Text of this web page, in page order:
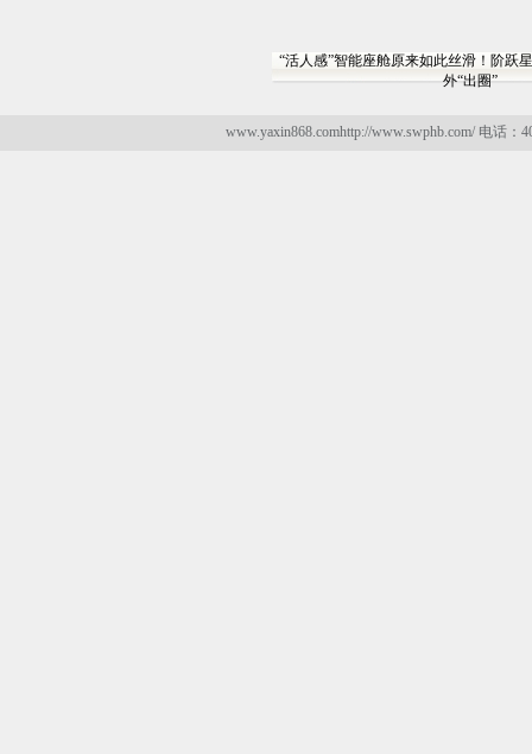
“活人感”智能座舱原来如此丝滑！阶跃
外“出圈”
www.yaxin868.comhttp://www.swphb.com/ 电话